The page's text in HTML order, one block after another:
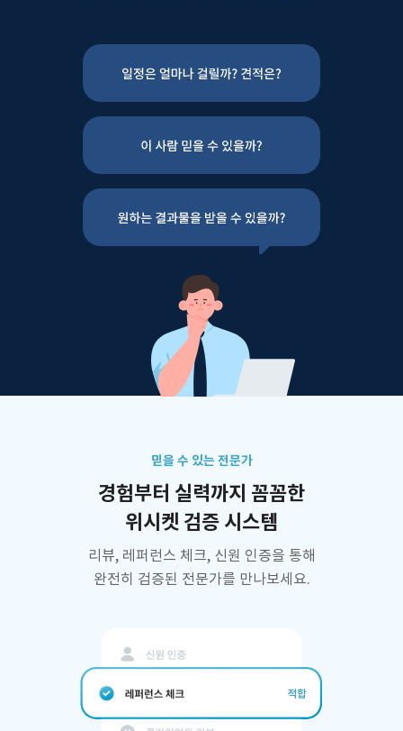
믿을 수 있는 전문가
경험부터 실력까지 꼼꼼한
위시켓 검증 시스템
리뷰, 레퍼런스 체크, 신원 인증을 통해
완전히 검증된 전문가를 만나보세요.